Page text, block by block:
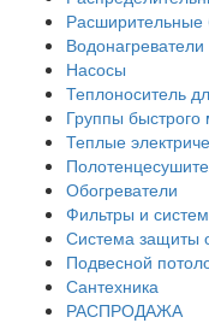
Расширительные
Водонагреватели
Насосы
Теплоноситель
Группы быстрого
Теплые
Обогреватели
Фильтры и
Система защиты
Подвесной
Сантехника
РАСПРОДАЖА